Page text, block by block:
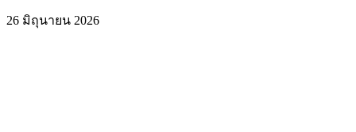
26 มิถุนายน 2026